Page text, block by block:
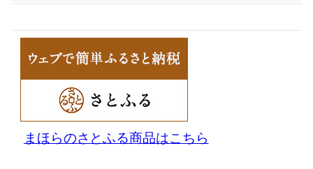
まほらのさとふる商品はこちら